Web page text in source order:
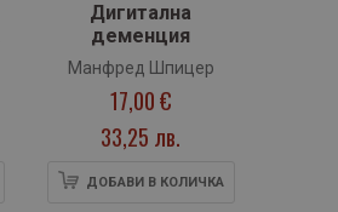
Дигитална
деменция
Манфред Шпицер
17,00 €
33,25 лв.
ДОБАВИ В КОЛИЧКА